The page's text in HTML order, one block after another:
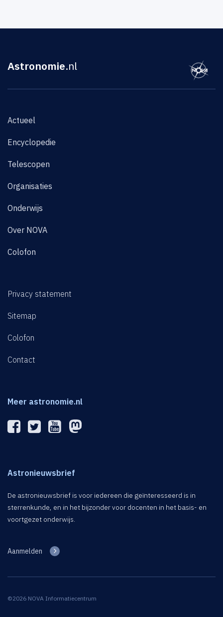
Astronomie.nl
Actueel
Encyclopedie
Telescopen
Organisaties
Onderwijs
Over NOVA
Colofon
Privacy statement
Sitemap
Colofon
Contact
Meer astronomie.nl
Astronieuwsbrief
De astronieuwsbrief is voor iedereen die geïnteresseerd is in
sterrenkunde, en in het bijzonder voor docenten in het basis- en
voortgezet onderwijs.
Aanmelden
©2026 NOVA Informatiecentrum